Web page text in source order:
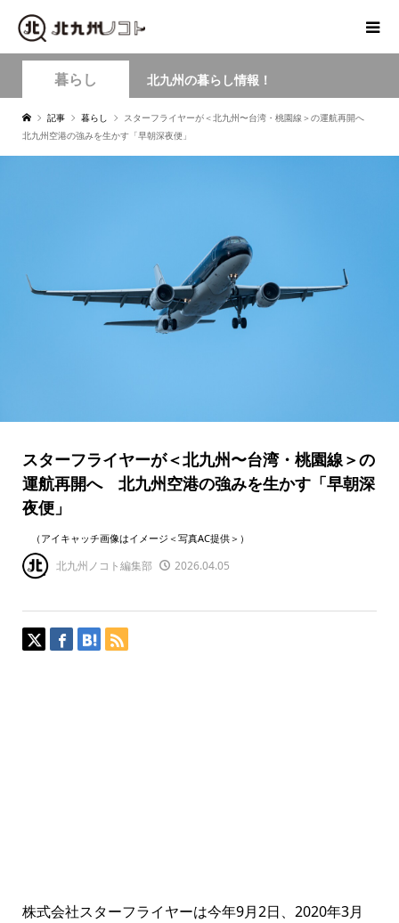
暮らし 北九州の暮らし情報！
記事 暮らし
スターフライヤーが＜北九州〜台湾・桃園線＞の運航再開へ
北九州空港の強みを生かす「早朝深夜便」
スターフライヤーが＜北九州〜台湾・桃園線＞の
運航再開へ 北九州空港の強みを生かす「早朝深
夜便」
（アイキャッチ画像はイメージ＜写真AC提供＞）
北九州ノコト編集部 2026.04.05
株式会社スターフライヤーは今年9月2日、2020年3月